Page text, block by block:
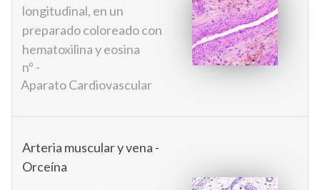
longitudinal, en un
preparado coloreado con
hematoxilina y eosina
nº -
Aparato Cardiovascular
Arteria muscular y vena -
Orceína